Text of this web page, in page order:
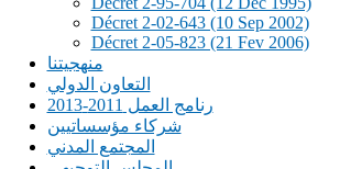
Décret 2-02-643 (10 Sep 2002)
Décret 2-05-823 (21 Fev 2006)
منهجيتنا
التعاون الدولي
رنامج العمل 2011-2013
شركاء مؤسساتيين
المجتمع المدني